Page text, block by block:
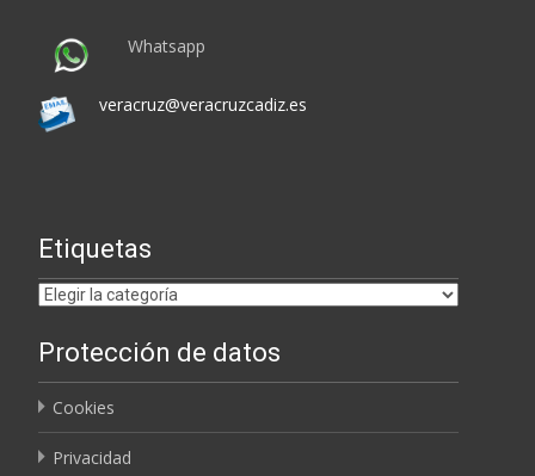
Whatsapp
veracruz@veracruzcadiz.es
Etiquetas
Etiquetas
Protección de datos
Cookies
Privacidad